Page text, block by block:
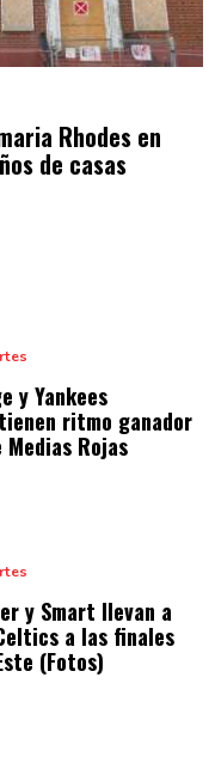
Rhodes en
de casas
y Yankees
ritmo ganador
Medias Rojas
y Smart llevan a
a las finales
(Fotos)